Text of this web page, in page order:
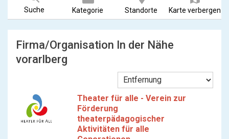
Suche Kategorie Standorte Karte verbergen
Firma/Organisation In der Nähe
vorarlberg
Theater für alle - Verein zur
Förderung
theaterpädagogischer
Aktivitäten für alle